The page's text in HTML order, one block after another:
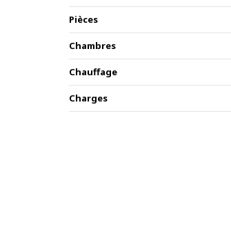
Pièces
Chambres
Chauffage
Charges